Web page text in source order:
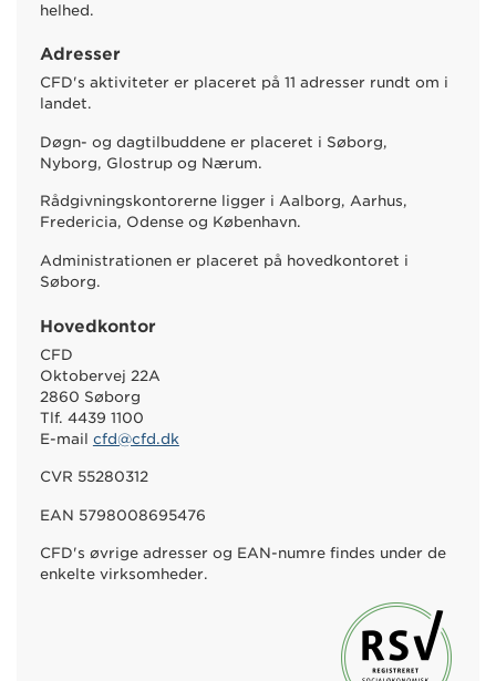
helhed.
Adresser
CFD's aktiviteter er placeret på 11 adresser rundt om i
landet.
Døgn- og dagtilbuddene er placeret i Søborg,
Nyborg, Glostrup og Nærum.
Rådgivningskontorerne ligger i Aalborg, Aarhus,
Fredericia, Odense og København.
Administrationen er placeret på hovedkontoret i
Søborg.
Hovedkontor
CFD
Oktobervej 22A
2860 Søborg
Tlf. 4439 1100
E-mail cfd@cfd.dk
CVR 55280312
EAN 5798008695476
CFD's øvrige adresser og EAN-numre findes under de
enkelte virksomheder.